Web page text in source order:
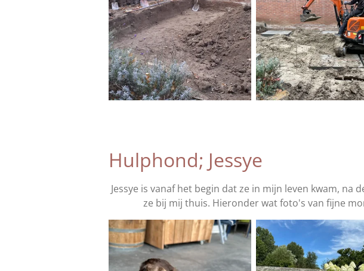
Hulphond; Jessye
Jessye is vanaf het begin dat ze in mijn leven kwam,
ze bij mij thuis. Hieronder wat foto's van fijne